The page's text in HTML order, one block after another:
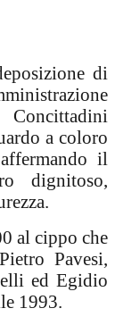
di
a coloro
il
dignitoso,
al cippo che
Pavesi,
ed Egidio
1993.